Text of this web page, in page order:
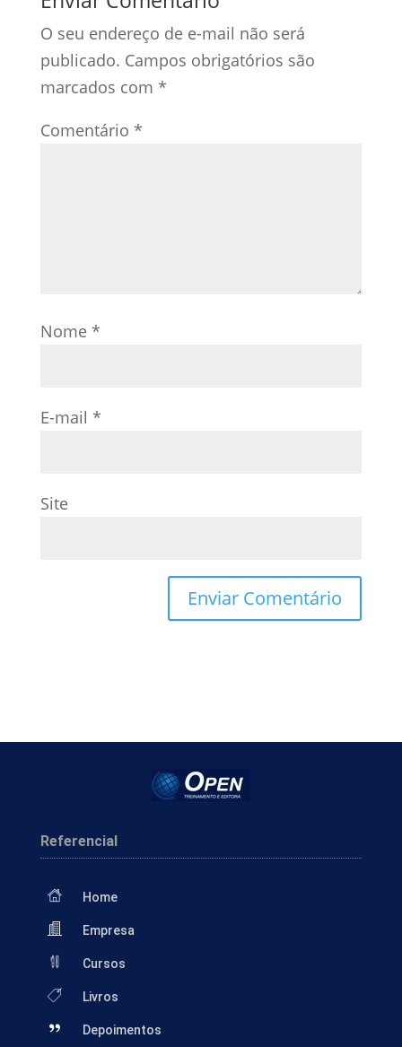
O seu endereço de e-mail não será
publicado. Campos obrigatórios são
marcados com *
Comentário *
Nome *
E-mail *
Site
Referencial
Home
Empresa
Cursos
Livros
Depoimentos